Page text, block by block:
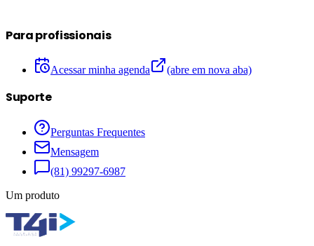
Para profissionais
Acessar minha agenda (abre em nova aba)
Suporte
Perguntas Frequentes
Mensagem
(81) 99297-6987
Um produto